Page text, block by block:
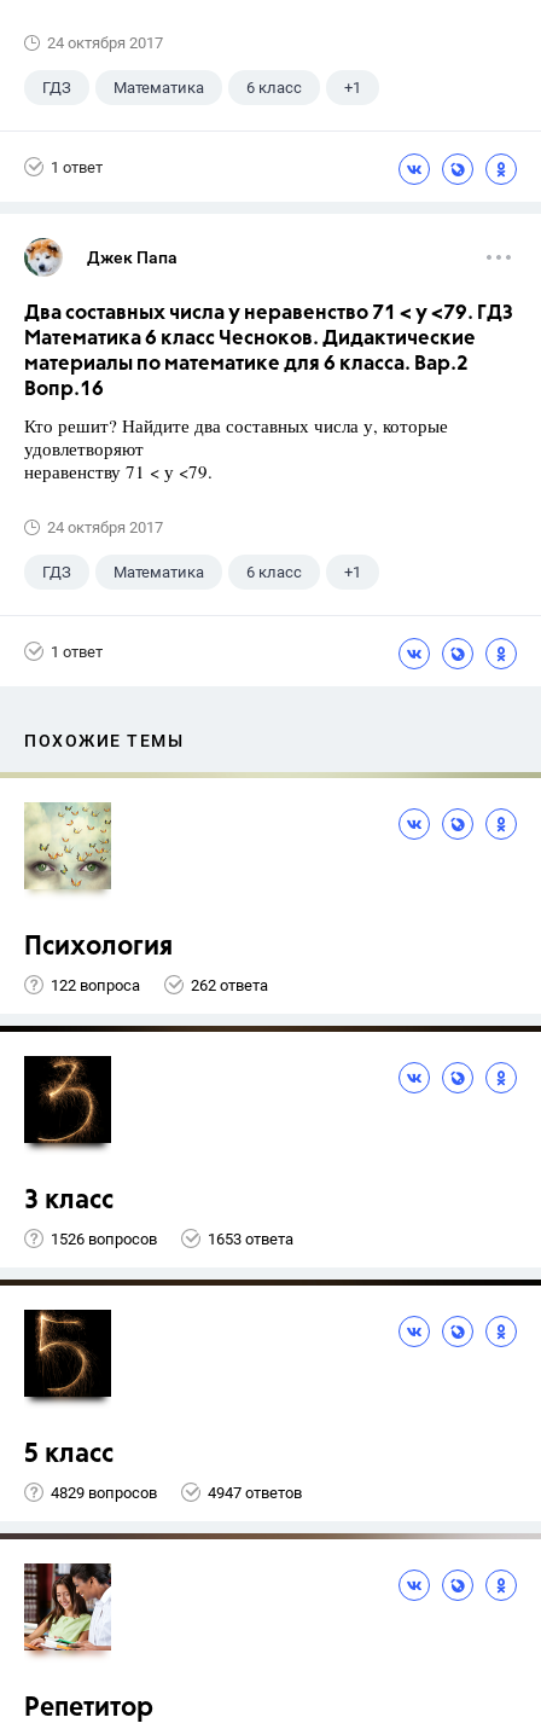
24 октября 2017
ГДЗ Математика 6 класс +1
1 ответ
Джек Папа
Два составных числа у неравенство 71 < у <79. ГДЗ
Математика 6 класс Чесноков. Дидактические
материалы по математике для 6 класса. Вар.2
Вопр.16
Кто решит? Найдите два составных числа у, которые
удовлетворяют
неравенству 71 < у <79.
24 октября 2017
ГДЗ Математика 6 класс +1
1 ответ
ПОХОЖИЕ ТЕМЫ
Психология
122 вопроса 262 ответа
3 класс
1526 вопросов 1653 ответа
5 класс
4829 вопросов 4947 ответов
Репетитор